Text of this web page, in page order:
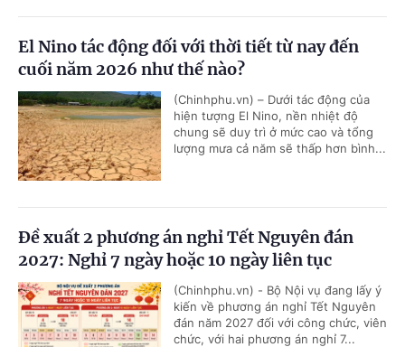
El Nino tác động đối với thời tiết từ nay đến
cuối năm 2026 như thế nào?
(Chinhphu.vn) – Dưới tác động của
hiện tượng El Nino, nền nhiệt độ
chung sẽ duy trì ở mức cao và tổng
lượng mưa cả năm sẽ thấp hơn bình...
Đề xuất 2 phương án nghỉ Tết Nguyên đán
2027: Nghỉ 7 ngày hoặc 10 ngày liên tục
(Chinhphu.vn) - Bộ Nội vụ đang lấy ý
kiến về phương án nghỉ Tết Nguyên
đán năm 2027 đối với công chức, viên
chức, với hai phương án nghỉ 7...